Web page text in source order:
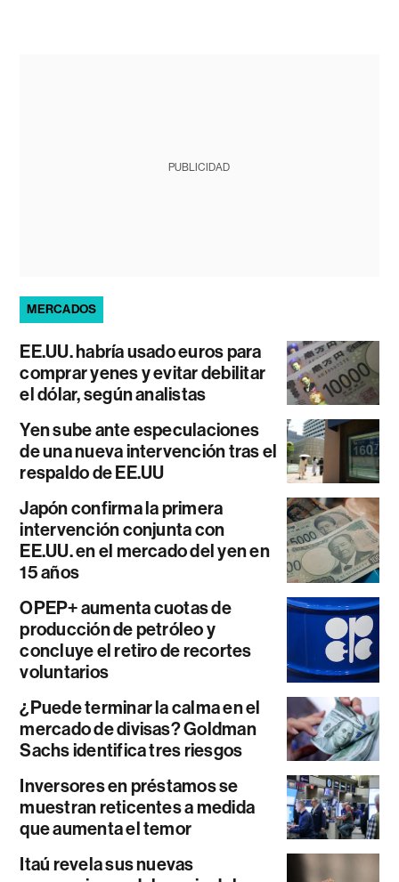
PUBLICIDAD
MERCADOS
EE.UU. habría usado euros para
comprar yenes y evitar debilitar
el dólar, según analistas
Yen sube ante especulaciones
de una nueva intervención tras el
respaldo de EE.UU
Japón confirma la primera
intervención conjunta con
EE.UU. en el mercado del yen en
15 años
OPEP+ aumenta cuotas de
producción de petróleo y
concluye el retiro de recortes
voluntarios
¿Puede terminar la calma en el
mercado de divisas? Goldman
Sachs identifica tres riesgos
Inversores en préstamos se
muestran reticentes a medida
que aumenta el temor
Itaú revela sus nuevas